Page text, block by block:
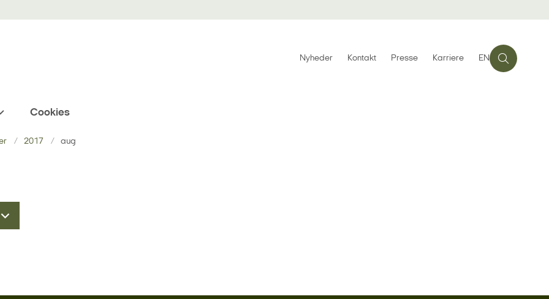
Nyheder Kontakt Presse Karriere EN
Cookies
2017 aug